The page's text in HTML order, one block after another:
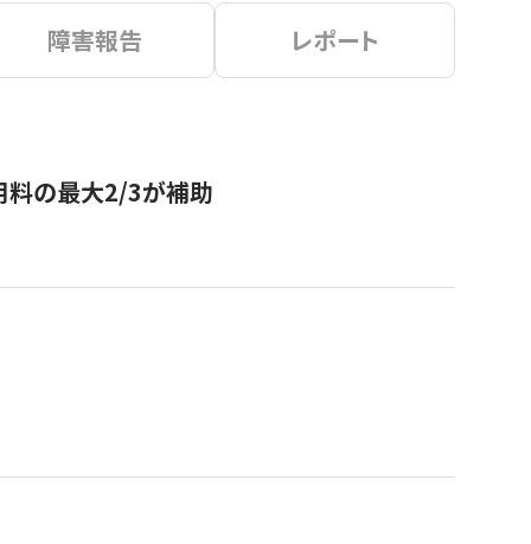
障害報告 レポート
料の最大2/3が補助